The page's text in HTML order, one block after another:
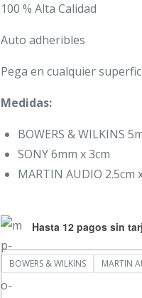
100 % Alta Calidad
Auto adheribles
Pega en cualquier
Medidas:
BOWERS & WILKINS
SONY 6mm x 3cm
MARTIN AUDIO 2.5cm
Hasta 12 pagos sin
BOWERS & WILKINS MARTIN